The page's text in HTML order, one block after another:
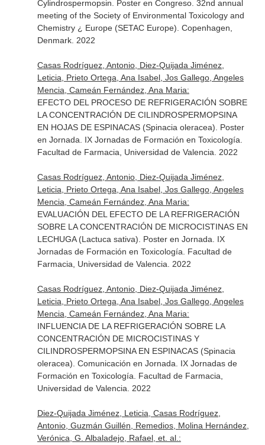
Cylindrospermopsin. Poster en Congreso. 32nd annual
meeting of the Society of Environmental Toxicology and
Chemistry ¿ Europe (SETAC Europe). Copenhagen,
Denmark. 2022
Casas Rodríguez, Antonio, Diez-Quijada Jiménez,
Leticia, Prieto Ortega, Ana Isabel, Jos Gallego, Angeles
Mencia, Cameán Fernández, Ana Maria:
EFECTO DEL PROCESO DE REFRIGERACIÓN SOBRE
LA CONCENTRACIÓN DE CILINDROSPERMOPSINA
EN HOJAS DE ESPINACAS (Spinacia oleracea). Poster
en Jornada. IX Jornadas de Formación en Toxicología.
Facultad de Farmacia, Universidad de Valencia. 2022
Casas Rodríguez, Antonio, Diez-Quijada Jiménez,
Leticia, Prieto Ortega, Ana Isabel, Jos Gallego, Angeles
Mencia, Cameán Fernández, Ana Maria:
EVALUACIÓN DEL EFECTO DE LA REFRIGERACIÓN
SOBRE LA CONCENTRACIÓN DE MICROCISTINAS EN
LECHUGA (Lactuca sativa). Poster en Jornada. IX
Jornadas de Formación en Toxicología. Facultad de
Farmacia, Universidad de Valencia. 2022
Casas Rodríguez, Antonio, Diez-Quijada Jiménez,
Leticia, Prieto Ortega, Ana Isabel, Jos Gallego, Angeles
Mencia, Cameán Fernández, Ana Maria:
INFLUENCIA DE LA REFRIGERACIÓN SOBRE LA
CONCENTRACIÓN DE MICROCISTINAS Y
CILINDROSPERMOPSINA EN ESPINACAS (Spinacia
oleracea). Comunicación en Jornada. IX Jornadas de
Formación en Toxicología. Facultad de Farmacia,
Universidad de Valencia. 2022
Diez-Quijada Jiménez, Leticia, Casas Rodríguez,
Antonio, Guzmán Guillén, Remedios, Molina Hernández,
Verónica, G. Albaladejo, Rafael, et. al.: